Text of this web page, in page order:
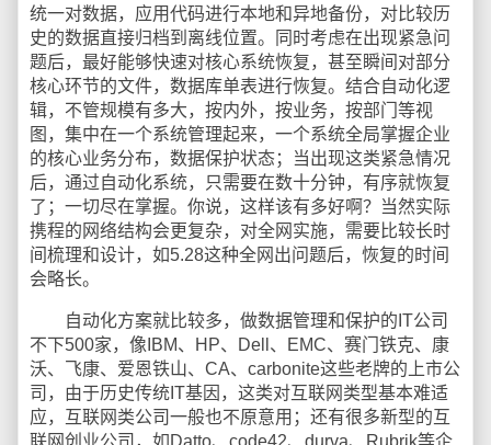
统一对数据，应用代码进行本地和异地备份，对比较历
史的数据直接归档到离线位置。同时考虑在出现紧急问
题后，最好能够快速对核心系统恢复，甚至瞬间对部分
核心环节的文件，数据库单表进行恢复。结合自动化逻
辑，不管规模有多大，按内外，按业务，按部门等视
图，集中在一个系统管理起来，一个系统全局掌握企业
的核心业务分布，数据保护状态；当出现这类紧急情况
后，通过自动化系统，只需要在数十分钟，有序就恢复
了；一切尽在掌握。你说，这样该有多好啊？当然实际
携程的网络结构会更复杂，对全网实施，需要比较长时
间梳理和设计，如5.28这种全网出问题后，恢复的时间
会略长。
自动化方案就比较多，做数据管理和保护的IT公司
不下500家，像IBM、HP、Dell、EMC、赛门铁克、康
沃、飞康、爱恩铁山、CA、carbonite这些老牌的上市公
司，由于历史传统IT基因，这类对互联网类型基本难适
应，互联网类公司一般也不原意用；还有很多新型的互
联网创业公司，如Datto、code42、durva、Rubrik等企